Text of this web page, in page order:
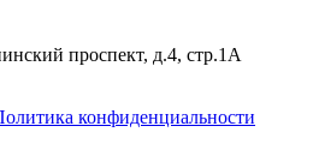
проспект, д.4, стр.1А
конфиденциальности